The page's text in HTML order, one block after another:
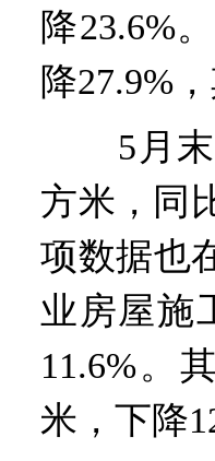
降23.6%
降27.9%
5月末
方米，同
项数据也
业房屋施
11.6%。
米，下降